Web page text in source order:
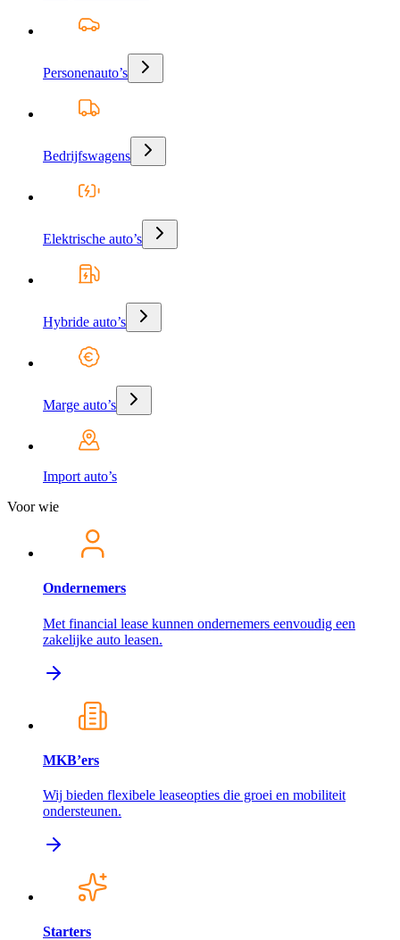
Personenauto’s
Bedrijfswagens
Elektrische auto’s
Hybride auto’s
Marge auto’s
Import auto’s
Voor wie
Ondernemers
Met financial lease kunnen ondernemers eenvoudig een
zakelijke auto leasen.
MKB’ers
Wij bieden flexibele leaseopties die groei en mobiliteit
ondersteunen.
Starters